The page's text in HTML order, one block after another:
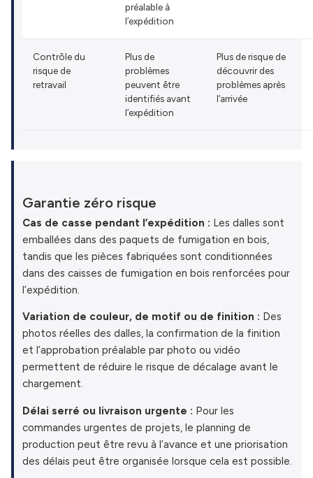
préalable à
l’expédition
Contrôle du
risque de
retravail
Plus de
problèmes
peuvent être
identifiés avant
l’expédition
Plus de risque de
découvrir des
problèmes après
l’arrivée
Garantie zéro risque
Cas de casse pendant l’expédition : Les dalles sont
emballées dans des paquets de fumigation en bois,
tandis que les pièces fabriquées sont conditionnées
dans des caisses de fumigation en bois renforcées pour
l’expédition.
Variation de couleur, de motif ou de finition : Des
photos réelles des dalles, la confirmation de la finition
et l’approbation préalable par photo ou vidéo
permettent de réduire le risque de décalage avant le
chargement.
Délai serré ou livraison urgente : Pour les
commandes urgentes de projets, le planning de
production peut être revu à l’avance et une priorisation
des délais peut être organisée lorsque cela est possible.